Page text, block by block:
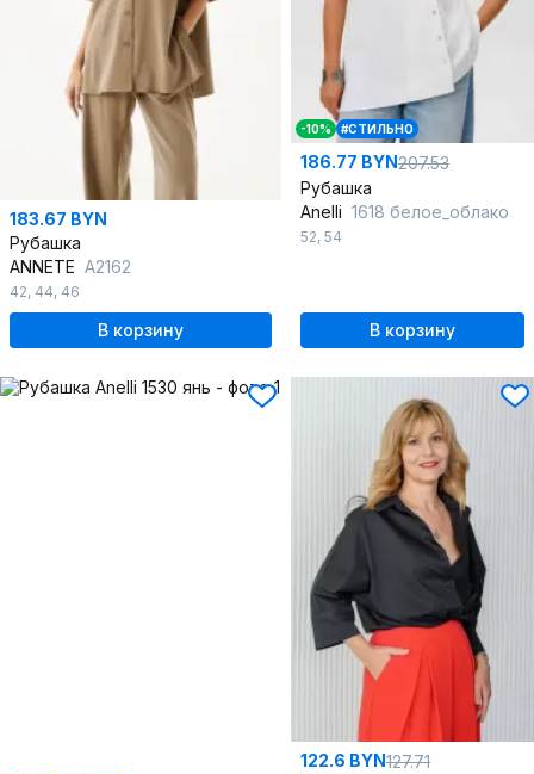
183.67 BYN
Рубашка
ANNETE A2162
42, 44, 46
В корзину
-10% #СТИЛЬНО
186.77 BYN207.53
Рубашка
Anelli 1618 белое_облако
52, 54
В корзину
122.6 BYN127.71